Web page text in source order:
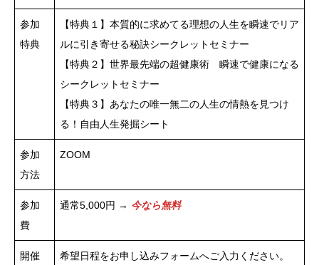
参加
特典
【特典１】本質的に求めてる理想の人生を瞬速でリア
ルに引き寄せる秘訣シークレットセミナー
【特典２】世界最先端の超健康術 瞬速で健康になる
シークレットセミナー
【特典３】あなたの唯一無二の人生の情熱を見つけ
る！自由人生発掘シート
参加
方法
ZOOM
参加
費
通常5,000円 → 今なら無料
開催
希望日程をお申し込みフォームへご入力ください。